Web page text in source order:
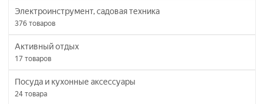
Электроинструмент, садовая техника
376 товаров
Активный отдых
17 товаров
Посуда и кухонные аксессуары
24 товара